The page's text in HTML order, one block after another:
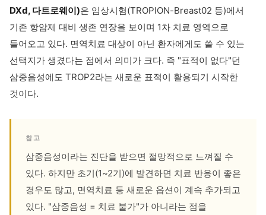
DXd, 다트로웨이)은 임상시험(TROPION-Breast02 등)에서
기존 항암제 대비 생존 연장을 보이며 1차 치료 영역으로
들어오고 있다. 면역치료 대상이 아닌 환자에게도 쓸 수 있는
선택지가 생겼다는 점에서 의미가 크다. 즉 "표적이 없다"던
삼중음성에도 TROP2라는 새로운 표적이 활용되기 시작한
것이다.
참고
삼중음성이라는 진단을 받으면 절망적으로 느껴질 수
있다. 하지만 초기(1~2기)에 발견하면 치료 반응이 좋은
경우도 많고, 면역치료 등 새로운 옵션이 계속 추가되고
있다. "삼중음성 = 치료 불가"가 아니라는 점을